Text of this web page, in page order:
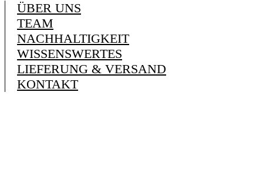
ÜBER UNS
TEAM
NACHHALTIGKEIT
WISSENSWERTES
LIEFERUNG & VERSAND
KONTAKT